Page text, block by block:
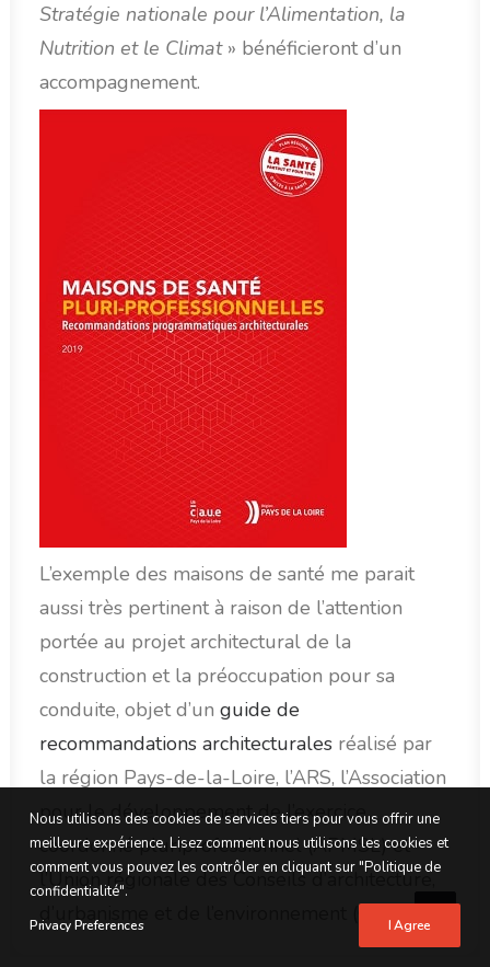
Stratégie nationale pour l’Alimentation, la
Nutrition et le Climat» bénéficieront d’un
accompagnement.
L’exemple des maisons de santé me parait
aussi très pertinent à raison de l’attention
portée au projet architectural de la
construction et la préoccupation pour sa
conduite, objet d’un guide de
recommandations architecturales réalisé par
la région Pays-de-la-Loire, l’ARS, l’Association
pour le développement de l’exercice
coordonné pluriprofessionnel (APMSL) et
l’Union régionale des Conseils d’architecture,
d’urbanisme et de l’environnement (CAUE).
Nous utilisons des cookies de services tiers pour vous offrir une
meilleure expérience. Lisez comment nous utilisons les cookies et
comment vous pouvez les contrôler en cliquant sur "Politique de
confidentialité".
Privacy Preferences I Agree